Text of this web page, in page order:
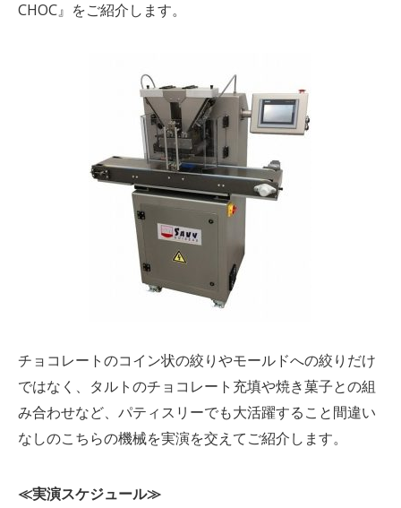
CHOC』をご紹介します。
チョコレートのコイン状の絞りやモールドへの絞りだけ
ではなく、タルトのチョコレート充填や焼き菓子との組
み合わせなど、パティスリーでも大活躍すること間違い
なしのこちらの機械を実演を交えてご紹介します。
≪実演スケジュール≫